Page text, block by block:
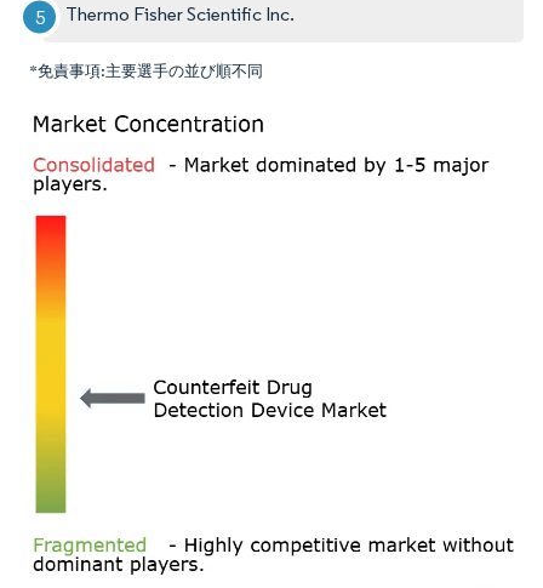
Thermo Fisher Scientific Inc.
*免責事項:主要選手の並び順不同